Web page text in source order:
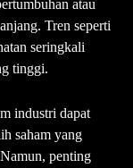
atau
Tren seperti
seringkali
tinggi.
industri dapat
saham yang
penting